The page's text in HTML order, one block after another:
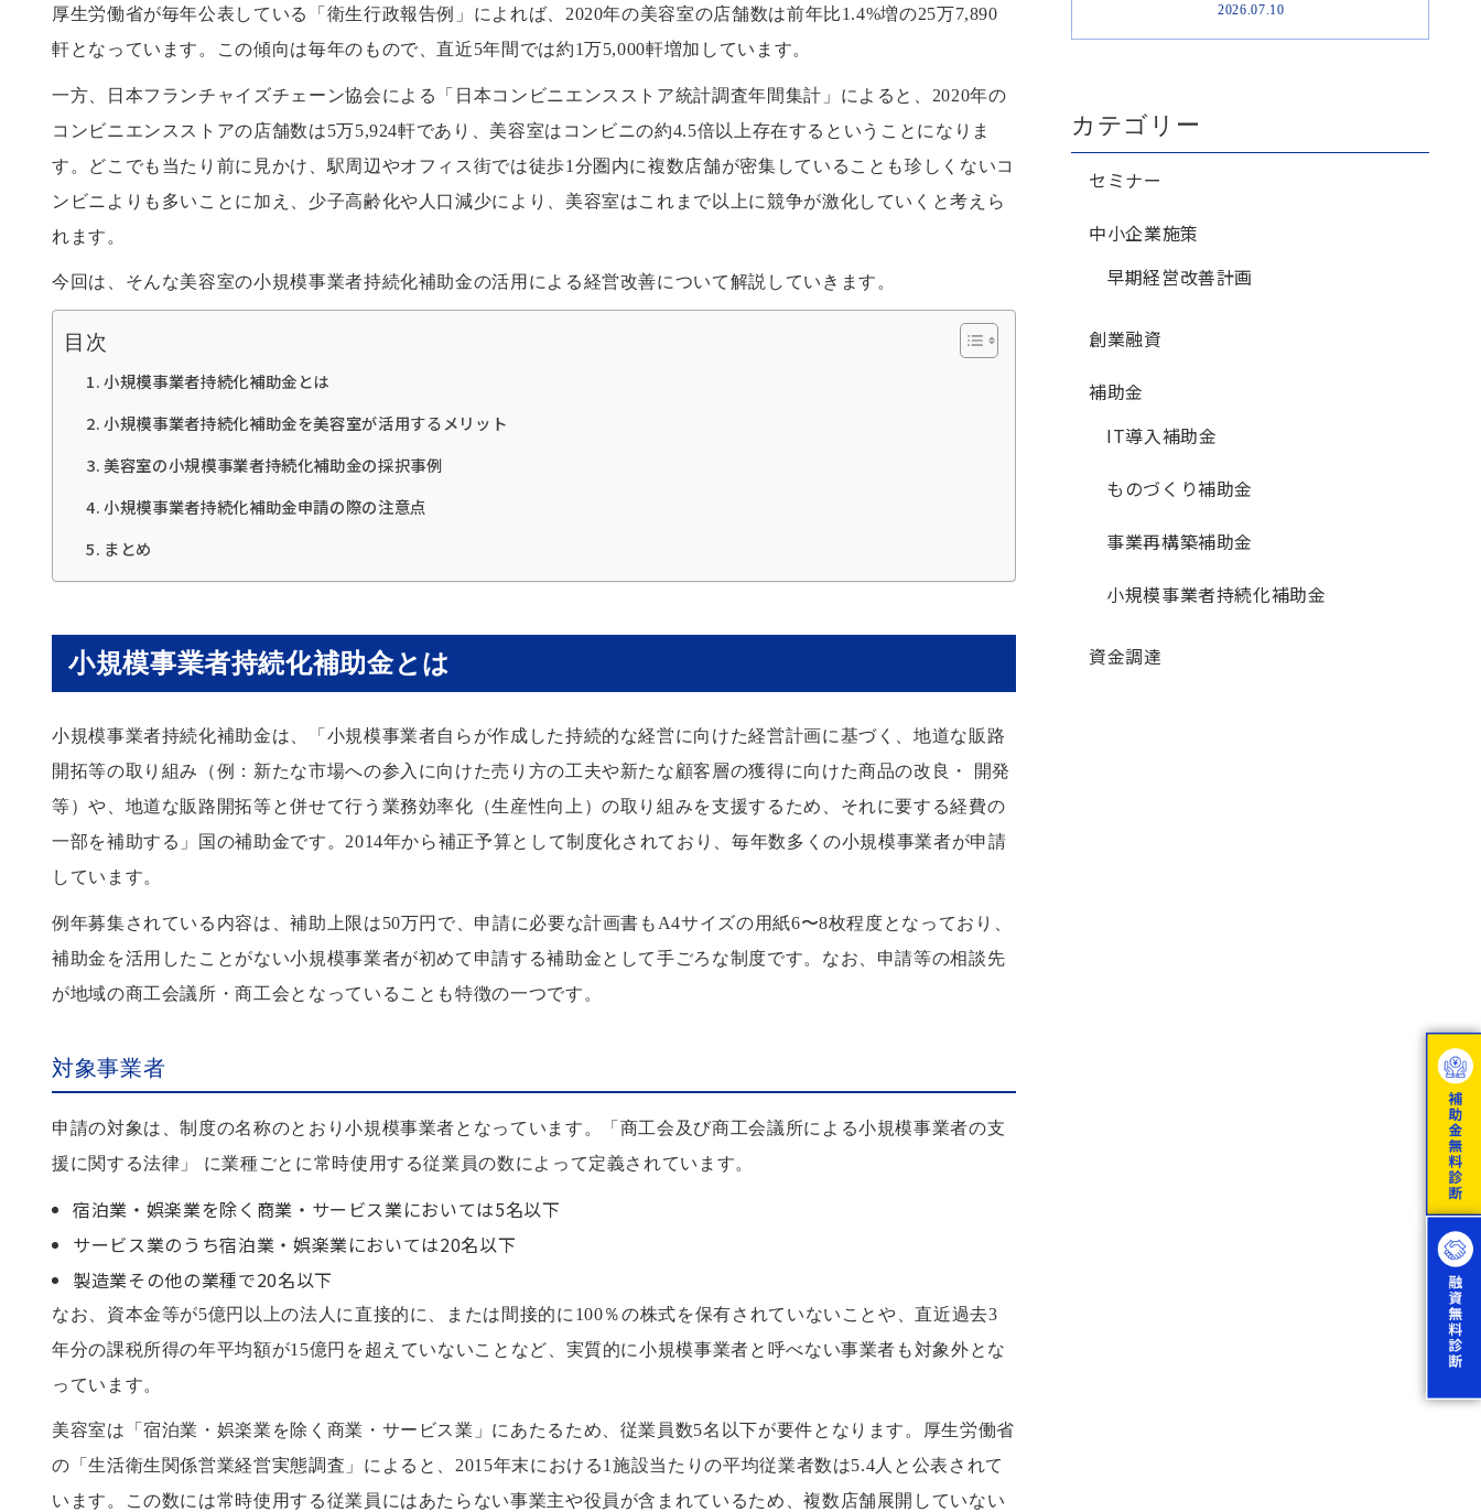
厚生労働省が毎年公表している「衛生行政報告例」によれば、2020年の美容室の店舗数は前年比1.4%増の25万7,890
軒となっています。この傾向は毎年のもので、直近5年間では約1万5,000軒増加しています。
一方、日本フランチャイズチェーン協会による「日本コンビニエンスストア統計調査年間集計」によると、2020年の
コンビニエンスストアの店舗数は5万5,924軒であり、美容室はコンビニの約4.5倍以上存在するということになりま
す。どこでも当たり前に見かけ、駅周辺やオフィス街では徒歩1分圏内に複数店舗が密集していることも珍しくないコ
ンビニよりも多いことに加え、少子高齢化や人口減少により、美容室はこれまで以上に競争が激化していくと考えら
れます。
今回は、そんな美容室の小規模事業者持続化補助金の活用による経営改善について解説していきます。
目次
小規模事業者持続化補助金とは
小規模事業者持続化補助金を美容室が活用するメリット
美容室の小規模事業者持続化補助金の採択事例
小規模事業者持続化補助金申請の際の注意点
まとめ
小規模事業者持続化補助金とは
小規模事業者持続化補助金は、「小規模事業者自らが作成した持続的な経営に向けた経営計画に基づく、地道な販路
開拓等の取り組み（例：新たな市場への参入に向けた売り方の工夫や新たな顧客層の獲得に向けた商品の改良・ 開発
等）や、地道な販路開拓等と併せて行う業務効率化（生産性向上）の取り組みを支援するため、それに要する経費の
一部を補助する」国の補助金です。2014年から補正予算として制度化されており、毎年数多くの小規模事業者が申請
しています。
例年募集されている内容は、補助上限は50万円で、申請に必要な計画書もA4サイズの用紙6〜8枚程度となっており、
補助金を活用したことがない小規模事業者が初めて申請する補助金として手ごろな制度です。なお、申請等の相談先
が地域の商工会議所・商工会となっていることも特徴の一つです。
対象事業者
申請の対象は、制度の名称のとおり小規模事業者となっています。「商工会及び商工会議所による小規模事業者の支
援に関する法律」 に業種ごとに常時使用する従業員の数によって定義されています。
宿泊業・娯楽業を除く商業・サービス業においては5名以下
サービス業のうち宿泊業・娯楽業においては20名以下
製造業その他の業種で20名以下
なお、資本金等が5億円以上の法人に直接的に、または間接的に100％の株式を保有されていないことや、直近過去3
年分の課税所得の年平均額が15億円を超えていないことなど、実質的に小規模事業者と呼べない事業者も対象外とな
っています。
美容室は「宿泊業・娯楽業を除く商業・サービス業」にあたるため、従業員数5名以下が要件となります。厚生労働省
の「生活衛生関係営業経営実態調査」によると、2015年末における1施設当たりの平均従業者数は5.4人と公表されて
います。この数には常時使用する従業員にはあたらない事業主や役員が含まれているため、複数店舗展開していない
2026.07.10
カテゴリー
セミナー
中小企業施策
早期経営改善計画
創業融資
補助金
IT導入補助金
ものづくり補助金
事業再構築補助金
小規模事業者持続化補助金
資金調達